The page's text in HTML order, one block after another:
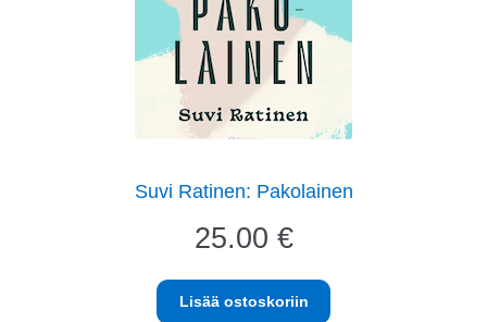
Suvi Ratinen: Pakolainen
25.00 €
Lisää ostoskoriin